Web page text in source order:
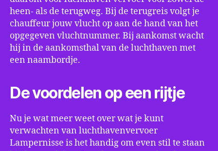
heen- als de terugweg. Bij de terugreis volgt je
chauffeur jouw vlucht op aan de hand van het
opgegeven vluchtnummer. Bij aankomst wacht
hij in de aankomsthal van de luchthaven met
een naambordje.
De voordelen op een rijtje
Nu je wat meer weet over wat je kunt
verwachten van luchthavenvervoer
Lampernisse is het handig om even stil te staan